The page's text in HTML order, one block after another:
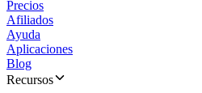
Precios
Afiliados
Ayuda
Aplicaciones
Blog
Recursos